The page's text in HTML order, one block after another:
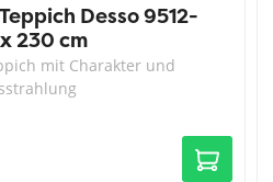
Desso 9512-
230 cm
mit Charakter und